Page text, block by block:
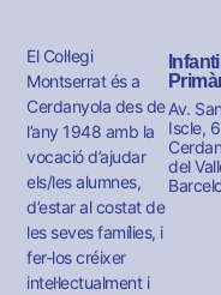
El Col·legi
Montserrat és a
Cerdanyola des de
l’any 1948 amb la
vocació d’ajudar
els/les alumnes,
d’estar al costat de
les seves famílies, i
fer-los créixer
intel·lectualment i
Av.
Iscle, 6
del